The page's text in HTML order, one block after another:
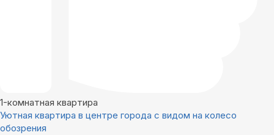
1-комнатная квартира
Уютная квартира в центре города с видом на колесо
обозрения